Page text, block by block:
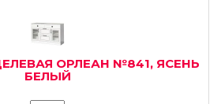
ОРЛЕАН №841, ЯСЕНЬ
БЕЛЫЙ